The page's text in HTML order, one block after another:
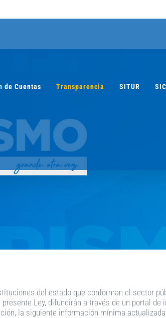
de Cuentas Transparencia SITUR
del estado que conforman el sector
Ley, difundirán a través de un portal de
la siguiente información mínima